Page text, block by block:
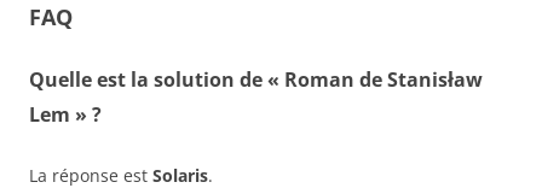
FAQ
Quelle est la solution de « Roman de Stanisław
Lem » ?
La réponse est Solaris.